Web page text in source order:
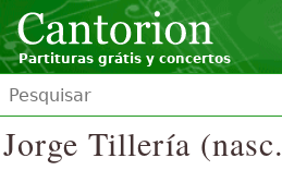
Partituras grátis y concertos
Jorge Tillería (nasc.